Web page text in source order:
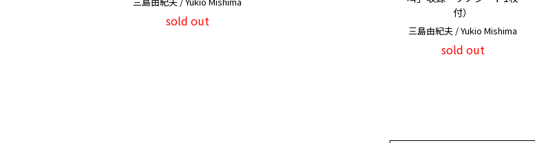
sold out
付）
三島由紀夫 / Yukio Mishima
sold out